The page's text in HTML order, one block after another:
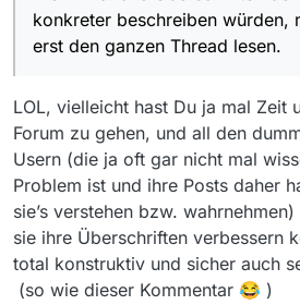
konkreter beschreiben würden,
erst den ganzen Thread lesen.
LOL, vielleicht hast Du ja mal Zeit
Forum zu gehen, und all den
Usern (die ja oft gar nicht mal
Problem ist und ihre Posts daher
sie’s verstehen bzw.
sie ihre Überschriften verbessern
total konstruktiv und sicher auch
(so wie dieser Kommentar 😂 )